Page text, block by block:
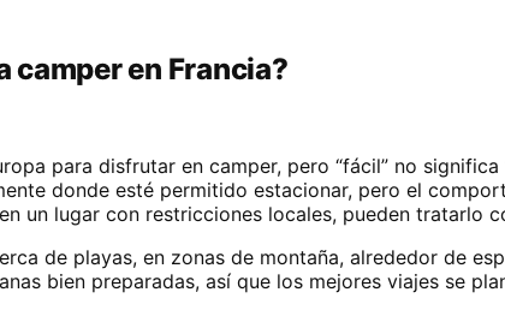
camper en Francia?
para disfrutar en camper, pero “fácil” no
donde esté permitido estacionar, pero el
un lugar con restricciones locales, pueden tratarlo
de playas, en zonas de montaña, alrededor de
bien preparadas, así que los mejores viajes se